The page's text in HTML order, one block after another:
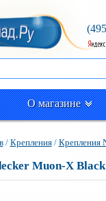
О магазине
/ Крепления/ Крепления
Muon-X